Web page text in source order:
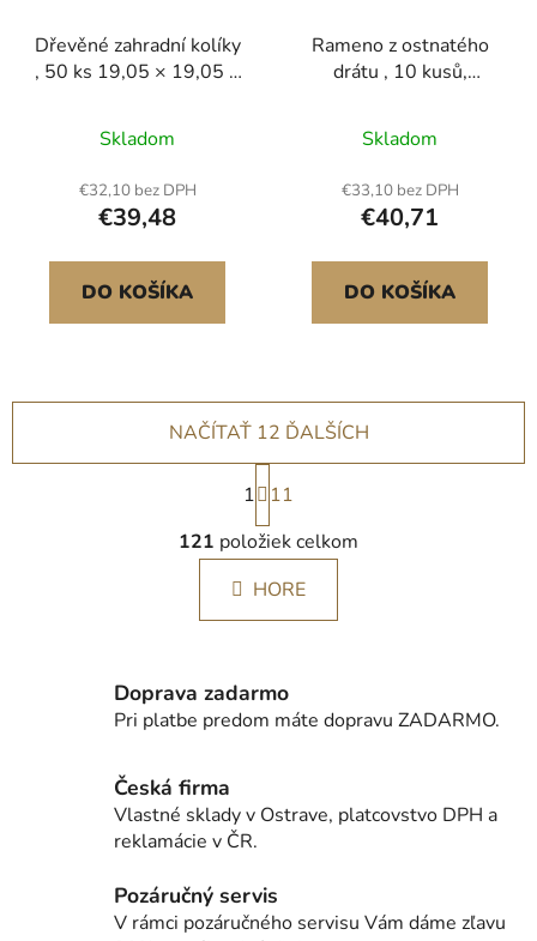
Dřevěné zahradní kolíky
, 50 ks 19,05 × 19,05 ×
vytyčování terénu,
zahradní zemní kolík s
ostrým hrotem,
podpěrný kolík z
jedlového dřeva pro
rostliny, sloupky pro
značení pro plot z
Skladom
€32,10 bez DPH
€39,48
DO KOŠÍKA
Rameno z ostnatého
drátu , 10 kusů,
plotu 310 mm, plochá
nebo povrchová montáž,
pozinkovaný ocelový
prodlužovací plot, chrání
soukromí a zabraňuje
skákání domácích
mazlíčků, pro venkovní
Skladom
€33,10 bez DPH
€40,71
DO KOŠÍKA
O
v
l
á
d
c
i
e
v
v
ý
NAČÍTAŤ 12 ĎALŠÍCH
S
t
r
á
n
k
i
e
1
11
121 položiek celkom
HORE
Doprava zadarmo
Pri platbe predom máte dopravu ZADARMO.
Česká firma
Vlastné sklady v Ostrave, platcovstvo DPH a
reklamácie v ČR.
Pozáručný servis
V rámci pozáručného servisu Vám dáme zľavu